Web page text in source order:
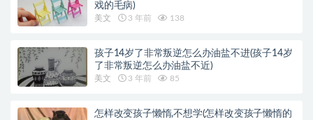
戏的毛病)
美文 3 年前 138
孩子14岁了非常叛逆怎么办油盐不进(孩子14岁
了非常叛逆怎么办油盐不近)
美文 3 年前 85
怎样改变孩子懒惰,不想学(怎样改变孩子懒惰的